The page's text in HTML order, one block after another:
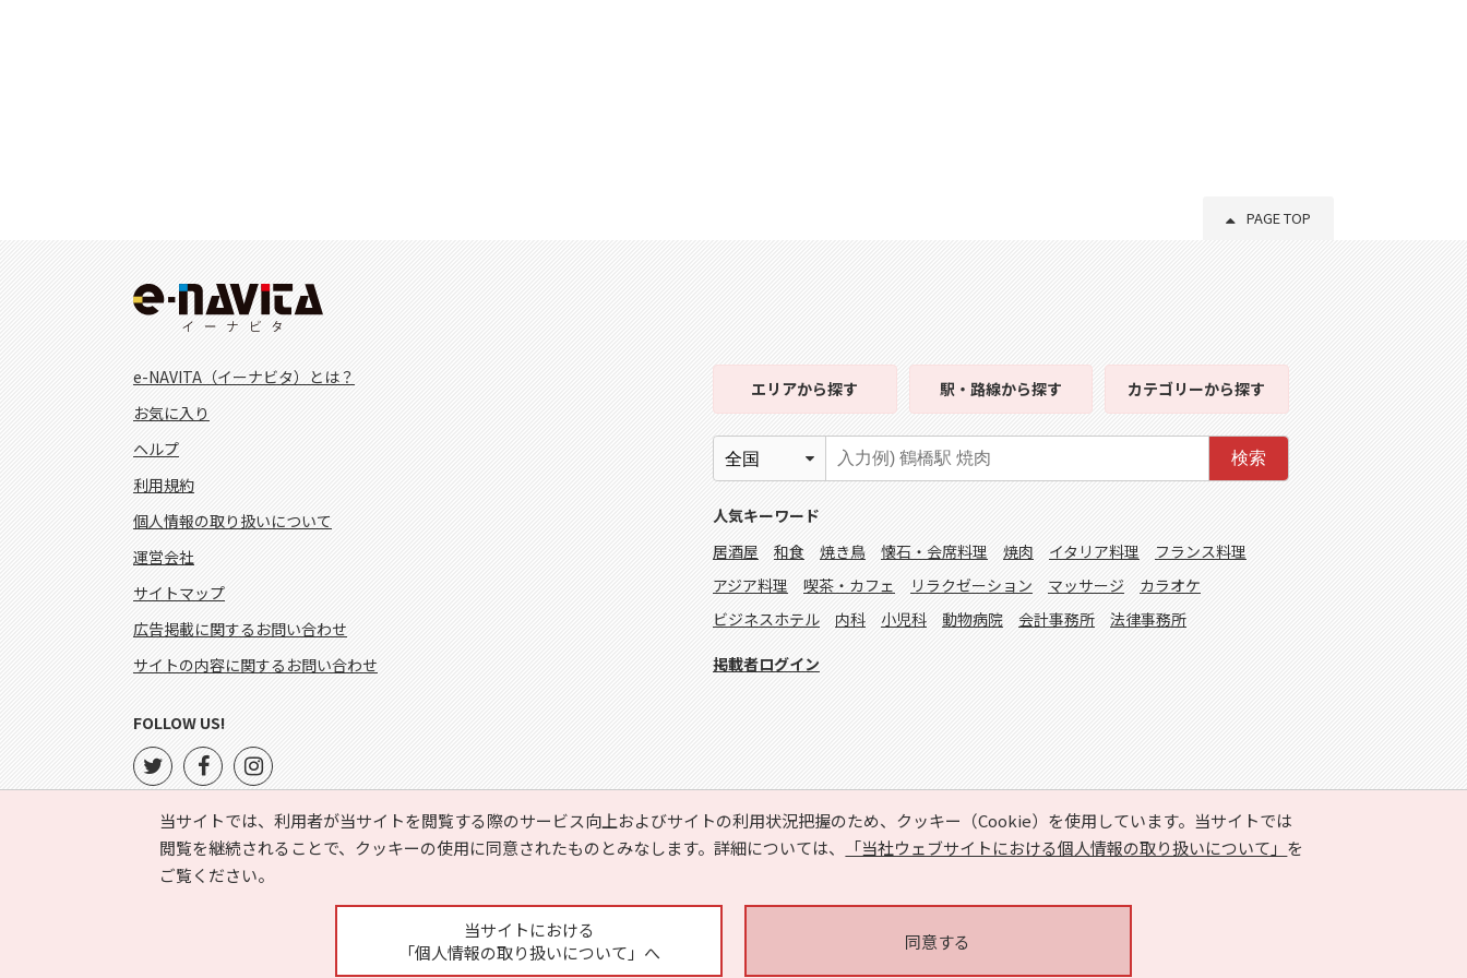
PAGE TOP
当サイトでは、利用者が当サイトを閲覧する際のサービス向上およびサイトの利用状況把握のため、クッキー（Cookie）を使用しています。当サイトでは
閲覧を継続されることで、クッキーの使用に同意されたものとみなします。詳細については、
「当社ウェブサイトにおける個人情報の取り扱いについて」 を
ご覧ください。
当サイトにおける
「個人情報の取り扱いについて」へ
同意する
e-NAVITA（イーナビタ）とは？
お気に入り
ヘルプ
利用規約
個人情報の取り扱いについて
運営会社
サイトマップ
広告掲載に関するお問い合わせ
サイトの内容に関するお問い合わせ
エリアから探す 駅・路線から探す カテゴリーから探す
検索
人気キーワード
居酒屋
和食 焼き鳥 懐石・会席料理 焼肉 イタリア料理
フランス料理
アジア料理
喫茶・カフェ リラクゼーション マッサージ
カラオケ
ビジネスホテル
内科 小児科 動物病院 会計事務所 法律事務所
掲載者ログイン
FOLLOW US!
Copyright © HYOJITO.Co.,Ltd. All Rights Reserved.